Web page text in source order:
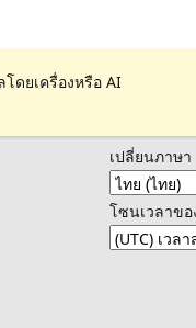
ดยเครื่องหรือ AI
เปลี่ยนภาษา
โซนเวลาข